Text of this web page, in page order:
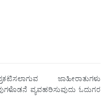
ಜಾಹೀರಾತುಗಳು
ವ್ಯವಹರಿಸುವುದು ಓದುಗರ